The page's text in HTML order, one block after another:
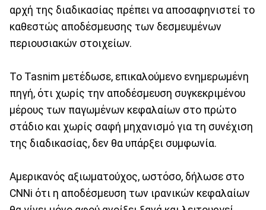
αρχή της διαδικασίας πρέπει να αποσαφηνιστεί το
καθεστώς αποδέσμευσης των δεσμευμένων
περιουσιακών στοιχείων.
Το Tasnim μετέδωσε, επικαλούμενο ενημερωμένη
πηγή, ότι χωρίς την αποδέσμευση συγκεκριμένου
μέρους των παγωμένων κεφαλαίων στο πρώτο
στάδιο και χωρίς σαφή μηχανισμό για τη συνέχιση
της διαδικασίας, δεν θα υπάρξει συμφωνία.
Αμερικανός αξιωματούχος, ωστόσο, δήλωσε στο
CNNi ότι η αποδέσμευση των ιρανικών κεφαλαίων